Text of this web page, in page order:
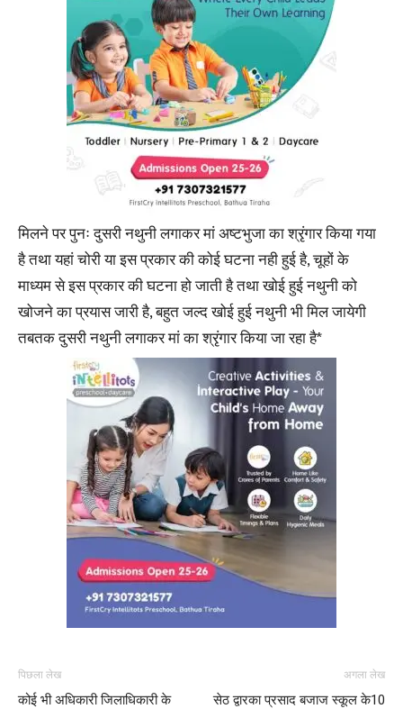
मिलने पर पुनः दुसरी नथुनी लगाकर मां अष्टभुजा का श्रृंगार किया गया
है तथा यहां चोरी या इस प्रकार की कोई घटना नही हुई है, चूहों के
माध्यम से इस प्रकार की घटना हो जाती है तथा खोई हुई नथुनी को
खोजने का प्रयास जारी है, बहुत जल्द खोई हुई नथुनी भी मिल जायेगी
तबतक दुसरी नथुनी लगाकर मां का श्रृंगार किया जा रहा है*
पिछला लेख
कोई भी अधिकारी जिलाधिकारी के
अगला लेख
सेठ द्वारका प्रसाद बजाज स्कूल के10